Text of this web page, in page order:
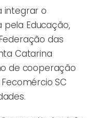
integrar o
Educação,
das
Catarina
de cooperação
SC